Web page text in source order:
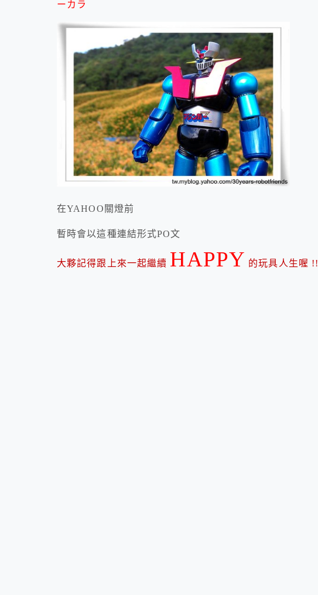
ーカラ
在YAHOO關燈前
暫時會以這種連結形式PO文
大夥記得跟上來一起繼續 HAPPY 的玩具人生喔 !!